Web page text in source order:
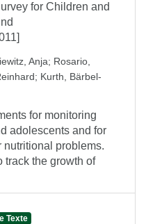
for Children and
Anja; Rosario,
; Kurth, Bärbel-
for monitoring
adolescents and for
problems.
track the growth of
Texte